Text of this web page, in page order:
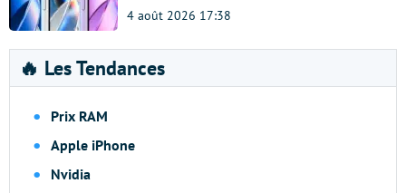
4 août 2026 17:38
🔥 Les Tendances
Prix RAM
Apple iPhone
Nvidia